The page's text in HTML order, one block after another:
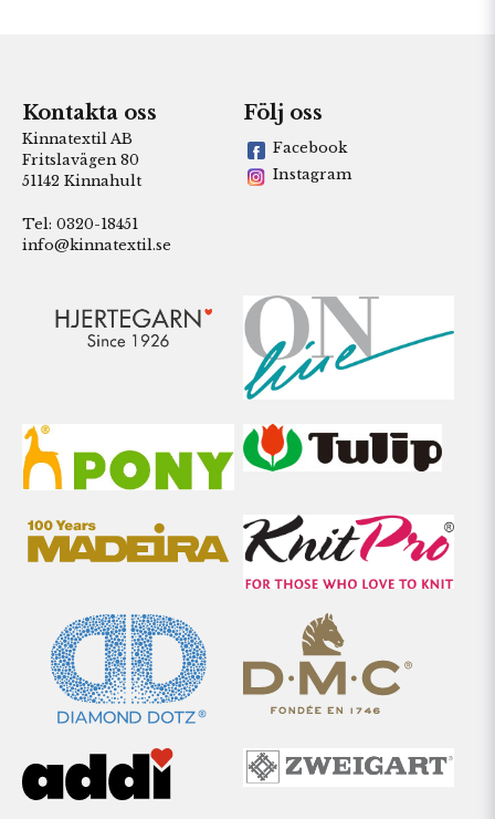
Kontakta oss
Kinnatextil AB
Fritslavägen 80
51142 Kinnahult
Tel: 0320-18451
info@kinnatextil.se
Följ oss
Facebook
Instagram